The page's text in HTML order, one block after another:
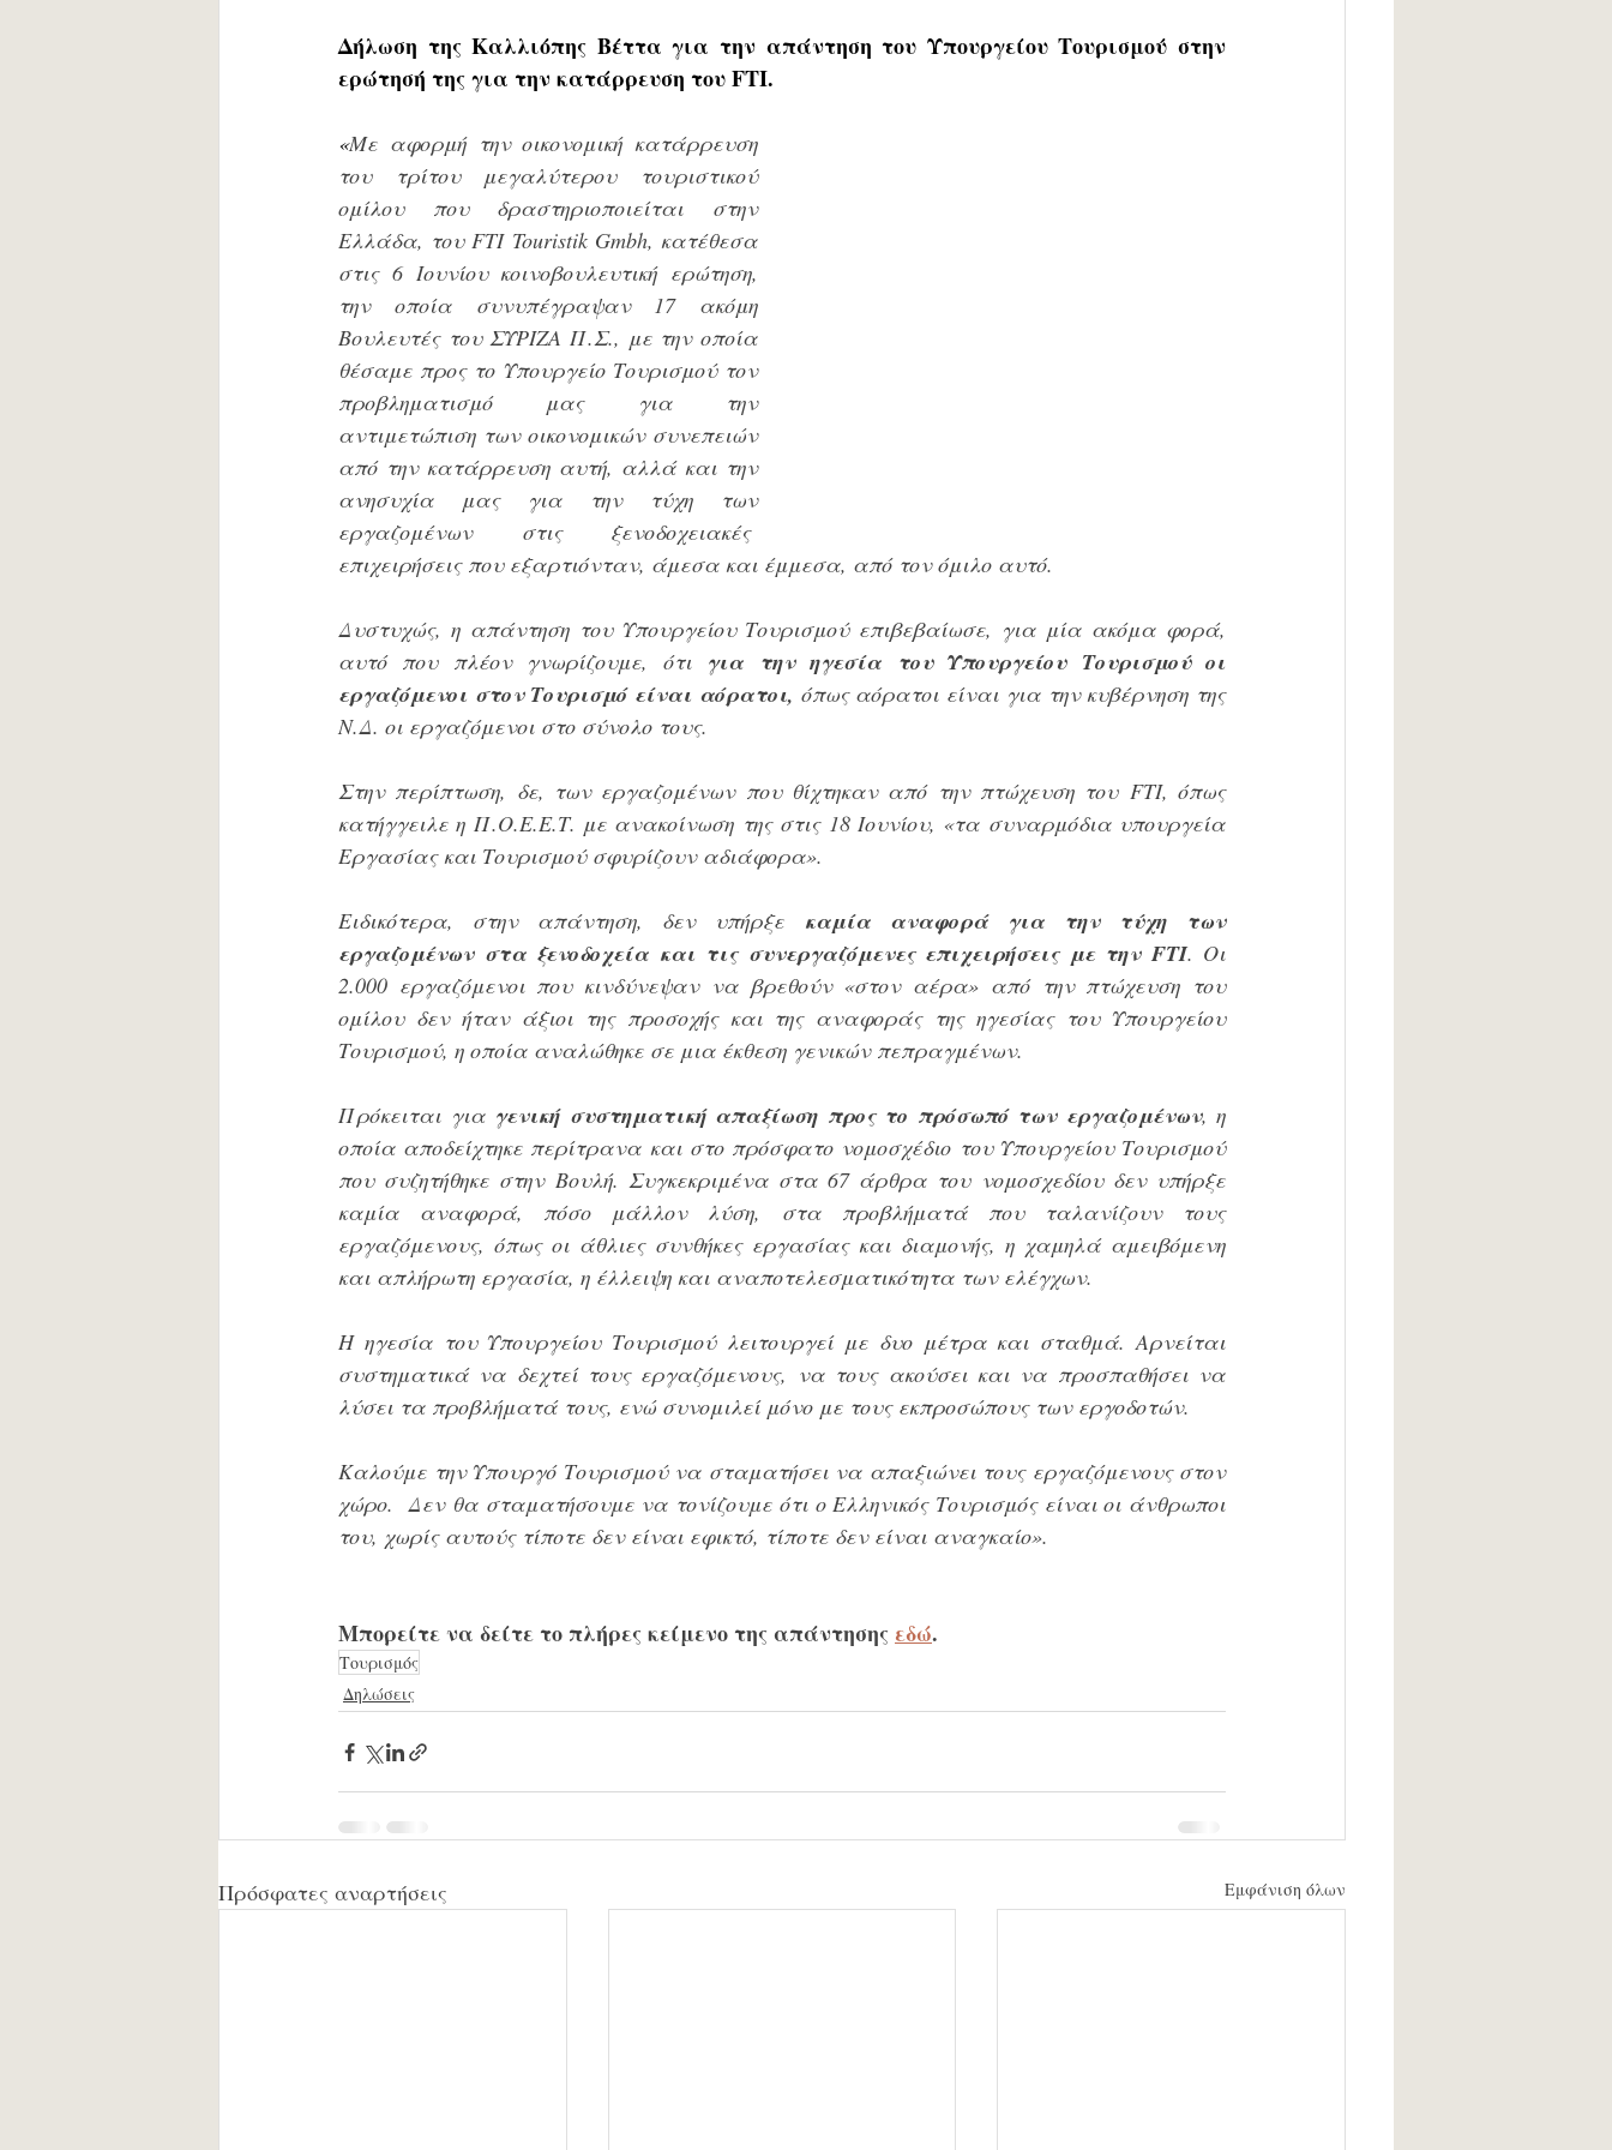
Δήλωση της Καλλιόπης Βέττα για την απάντηση του Υπουργείου Τουρισμού στην
ερώτησή της για την κατάρρευση του FTI.
«Με αφορμή την οικονομική κατάρρευση
του τρίτου μεγαλύτερου τουριστικού
ομίλου που δραστηριοποιείται στην
Ελλάδα, του FTI Touristik Gmbh, κατέθεσα
στις 6 Ιουνίου κοινοβουλευτική ερώτηση,
την οποία συνυπέγραψαν 17 ακόμη
Βουλευτές του ΣΥΡΙΖΑ Π.Σ., με την οποία
θέσαμε προς το Υπουργείο Τουρισμού τον
προβληματισμό μας για την
αντιμετώπιση των οικονομικών συνεπειών
από την κατάρρευση αυτή, αλλά και την
ανησυχία μας για την τύχη των
εργαζομένων στις ξενοδοχειακές
επιχειρήσεις που εξαρτιόνταν, άμεσα και έμμεσα, από τον όμιλο αυτό.
Δυστυχώς, η απάντηση του Υπουργείου Τουρισμού επιβεβαίωσε, για μία ακόμα φορά,
αυτό που πλέον γνωρίζουμε, ότι για την ηγεσία του Υπουργείου Τουρισμού οι
εργαζόμενοι στον Τουρισμό είναι αόρατοι, όπως αόρατοι είναι για την κυβέρνηση της
Ν.Δ. οι εργαζόμενοι στο σύνολο τους.
Στην περίπτωση, δε, των εργαζομένων που θίχτηκαν από την πτώχευση του FTI, όπως
κατήγγειλε η Π.Ο.Ε.Ε.Τ. με ανακοίνωση της στις 18 Ιουνίου, «τα συναρμόδια υπουργεία
Εργασίας και Τουρισμού σφυρίζουν αδιάφορα».
Ειδικότερα, στην απάντηση, δεν υπήρξε καμία αναφορά για την τύχη των
εργαζομένων στα ξενοδοχεία και τις συνεργαζόμενες επιχειρήσεις με την FTI. Οι
2.000 εργαζόμενοι που κινδύνεψαν να βρεθούν «στον αέρα» από την πτώχευση του
ομίλου δεν ήταν άξιοι της προσοχής και της αναφοράς της ηγεσίας του Υπουργείου
Τουρισμού, η οποία αναλώθηκε σε μια έκθεση γενικών πεπραγμένων.
Πρόκειται για γενική συστηματική απαξίωση προς το πρόσωπό των εργαζομένων, η
οποία αποδείχτηκε περίτρανα και στο πρόσφατο νομοσχέδιο του Υπουργείου Τουρισμού
που συζητήθηκε στην Βουλή. Συγκεκριμένα στα 67 άρθρα του νομοσχεδίου δεν υπήρξε
καμία αναφορά, πόσο μάλλον λύση, στα προβλήματά που ταλανίζουν τους
εργαζόμενους, όπως οι άθλιες συνθήκες εργασίας και διαμονής, η χαμηλά αμειβόμενη
και απλήρωτη εργασία, η έλλειψη και αναποτελεσματικότητα των ελέγχων.
Η ηγεσία του Υπουργείου Τουρισμού λειτουργεί με δυο μέτρα και σταθμά. Αρνείται
συστηματικά να δεχτεί τους εργαζόμενους, να τους ακούσει και να προσπαθήσει να
λύσει τα προβλήματά τους, ενώ συνομιλεί μόνο με τους εκπροσώπους των εργοδοτών.
Καλούμε την Υπουργό Τουρισμού να σταματήσει να απαξιώνει τους εργαζόμενους στον
χώρο.  Δεν θα σταματήσουμε να τονίζουμε ότι ο Ελληνικός Τουρισμός είναι οι άνθρωποι
του, χωρίς αυτούς τίποτε δεν είναι εφικτό, τίποτε δεν είναι αναγκαίο».
Μπορείτε να δείτε το πλήρες κείμενο της απάντησης εδώ.
Τουρισμός
Δηλώσεις
Πρόσφατες αναρτήσεις Εμφάνιση όλων